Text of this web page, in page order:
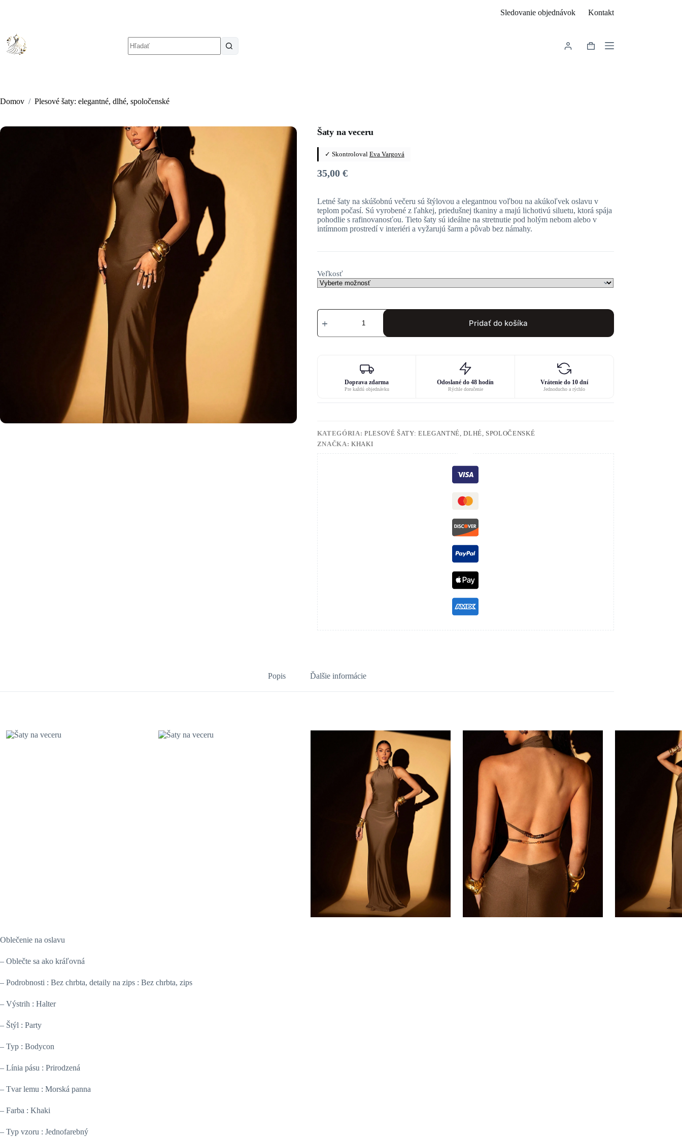
Sledovanie objednávok Kontakt
results
Shopping
Domov / Plesové šaty: elegantné, dlhé, spoločenské
Šaty na veceru
✓ Skontroloval Eva Vargová
35,00 €
Letné šaty na skúšobnú večeru sú štýlovou a elegantnou voľbou na akúkoľvek oslavu v
teplom počasí. Sú vyrobené z ľahkej, priedušnej tkaniny a majú lichotivú siluetu, ktorá spája
pohodlie s rafinovanosťou. Tieto šaty sú ideálne na stretnutie pod holým nebom alebo v
intímnom prostredí v interiéri a vyžarujú šarm a pôvab bez námahy.
Veľkosť
množstvo
Šaty
veceru
Pridať do košíka
Doprava zdarma
Pre každú objednávku
Odoslané do 48 hodín
Rýchle doručenie
Vrátenie do 10 dní
Jednoducho a rýchlo
KATEGÓRIA: PLESOVÉ ŠATY: ELEGANTNÉ, DLHÉ, SPOLOČENSKÉ
ZNAČKA: KHAKI
Popis Ďalšie informácie
Oblečenie na oslavu
– Oblečte sa ako kráľovná
– Podrobnosti : Bez chrbta, detaily na zips : Bez chrbta, zips
– Výstrih : Halter
– Štýl : Party
– Typ : Bodycon
– Línia pásu : Prirodzená
– Tvar lemu : Morská panna
– Farba : Khaki
– Typ vzoru : Jednofarebný